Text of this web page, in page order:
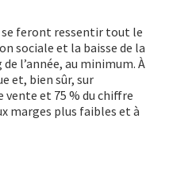
se feront ressentir tout le
sociale et la baisse de la
l’année, au minimum. À
et, bien sûr, sur
vente et 75 % du chiffre
marges plus faibles et à